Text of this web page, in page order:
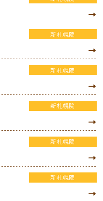
新札幌院
新札幌院
新札幌院
新札幌院
新札幌院